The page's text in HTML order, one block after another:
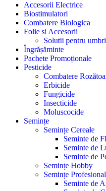
Accesorii Electrice
Biostimulatori
Combatere Biologica
Folie si Accesorii
Solutii pentru
Îngrășăminte
Pachete Promoționale
Pesticide
Combatere
Erbicide
Fungicide
Insecticide
Moluscocide
Semințe
Semințe Cereale
Seminte de
Seminte de
Seminte de
Semințe Hobby
Semințe
Seminte de